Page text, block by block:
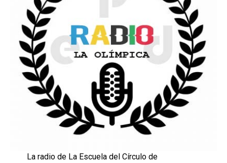
La radio de La Escuela del Círculo de